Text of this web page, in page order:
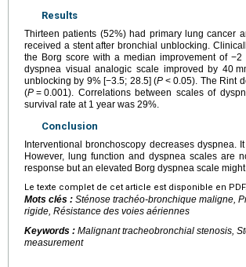
Results
Thirteen patients (52%) had primary lung cancer
received a stent after bronchial unblocking.
the Borg score with a median improvement of
dyspnea visual analogic scale improved by 40
unblocking by 9% [−3.5; 28.5] (P < 0.05). The Rint
(P = 0.001). Correlations between scales of
survival rate at 1 year was 29%.
Conclusion
Interventional bronchoscopy decreases dyspnea.
However, lung function and dyspnea scales are
response but an elevated Borg dyspnea scale
Le texte complet de cet article est disponible en PDF.
Mots clés : Sténose trachéo-bronchique maligne,
rigide, Résistance des voies aériennes
Keywords : Malignant tracheobronchial stenosis,
measurement